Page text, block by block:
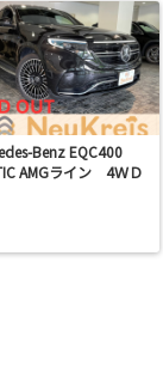
Benz EQC400
AMGライン 4ＷＤ